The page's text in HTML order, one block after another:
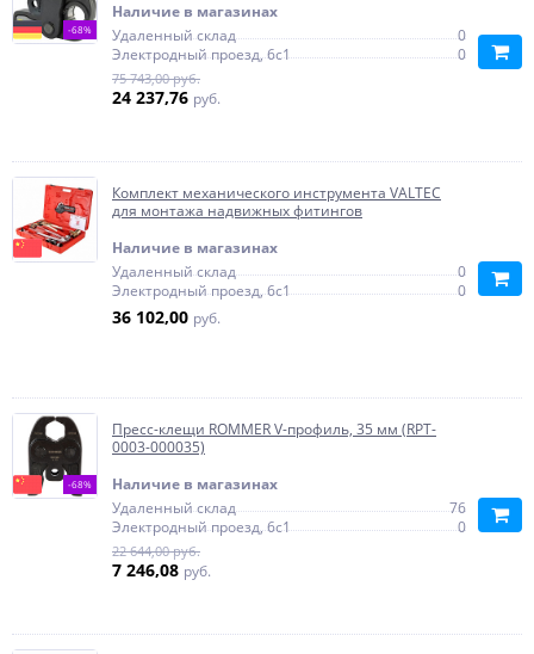
-68%
Наличие в магазинах
Удаленный склад
0
Электродный проезд, 6с1
0
75 743,00 руб.
24 237,76 руб.
Комплект механического инструмента VALTEC
для монтажа надвижных фитингов
Наличие в магазинах
Удаленный склад
0
Электродный проезд, 6с1
0
36 102,00 руб.
-68%
Пресс-клещи ROMMER V-профиль, 35 мм (RPT-
0003-000035)
Наличие в магазинах
Удаленный склад
76
Электродный проезд, 6с1
0
22 644,00 руб.
7 246,08 руб.